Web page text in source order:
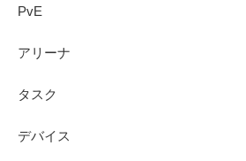
PvE
アリーナ
タスク
デバイス